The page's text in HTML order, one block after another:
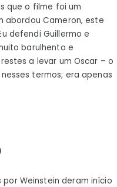
que o filme foi um
abordou Cameron, este
defendi Guillermo e
barulhento e
a levar um Oscar – o
termos; era apenas
Weinstein deram início